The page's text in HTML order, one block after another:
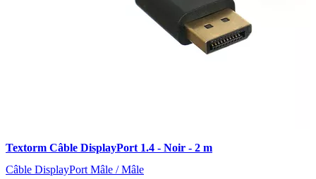
Textorm Câble DisplayPort 1.4 - Noir - 2 m
Câble DisplayPort Mâle / Mâle